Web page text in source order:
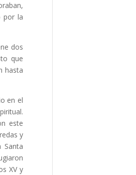
por la
dos
que
hasta
en el
este
y
Santa
XV y